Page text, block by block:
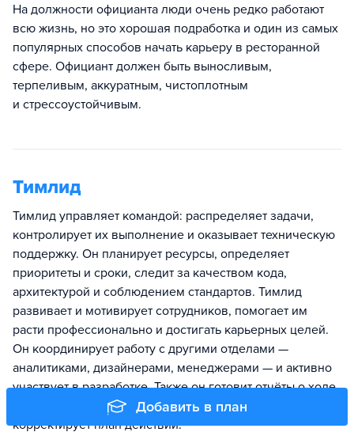
Добавить в план
На должности официанта люди очень редко работают
всю жизнь, но это хорошая подработка и один из самых
популярных способов начать карьеру в ресторанной
сфере. Официант должен быть выносливым,
терпеливым, аккуратным, чистоплотным
и стрессоустойчивым.
Тимлид
Тимлид управляет командой: распределяет задачи,
контролирует их выполнение и оказывает техническую
поддержку. Он планирует ресурсы, определяет
приоритеты и сроки, следит за качеством кода,
архитектурой и соблюдением стандартов. Тимлид
развивает и мотивирует сотрудников, помогает им
расти профессионально и достигать карьерных целей.
Он координирует работу с другими отделами —
аналитиками, дизайнерами, менеджерами — и активно
участвует в разработке. Также он готовит отчёты о ходе
проекта, управляет ожиданиями и при необходимости
корректирует план действий.